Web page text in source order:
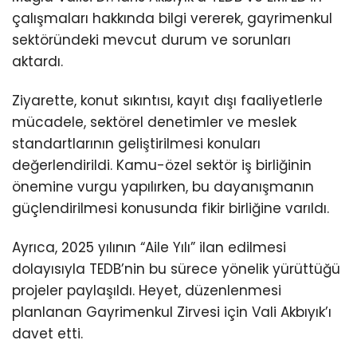
çalışmaları hakkında bilgi vererek, gayrimenkul
sektöründeki mevcut durum ve sorunları
aktardı.
Ziyarette, konut sıkıntısı, kayıt dışı faaliyetlerle
mücadele, sektörel denetimler ve meslek
standartlarının geliştirilmesi konuları
değerlendirildi. Kamu-özel sektör iş birliğinin
önemine vurgu yapılırken, bu dayanışmanın
güçlendirilmesi konusunda fikir birliğine varıldı.
Ayrıca, 2025 yılının “Aile Yılı” ilan edilmesi
dolayısıyla TEDB’nin bu sürece yönelik yürüttüğü
projeler paylaşıldı. Heyet, düzenlenmesi
planlanan Gayrimenkul Zirvesi için Vali Akbıyık’ı
davet etti.